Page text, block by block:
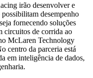
irão desenvolver e
desempenho
fornecendo soluções
circuitos de corrida ao
McLaren Technology
centro da parceria está
em inteligência de dados,